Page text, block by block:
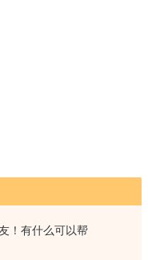
！有什么可以帮